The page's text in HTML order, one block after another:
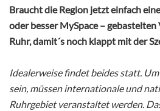
Braucht die Region jetzt einfach
oder besser MySpace –
Ruhr, damit´s noch klappt mit der
Idealerweise findet beides statt.
sein, müssen internationale und
Ruhrgebiet veranstaltet werden.